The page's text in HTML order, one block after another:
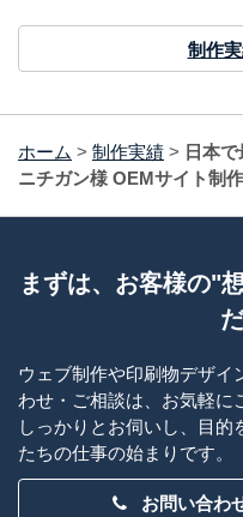
制作
ホーム > 制作実績 > 日本
ニチガン様 OEMサイト制作
まずは、お客様の"
ウェブ制作や印刷物デザイ
わせ・ご相談は、お気軽に
しっかりとお伺いし、目
たちの仕事の始まりです。
お問い合わ